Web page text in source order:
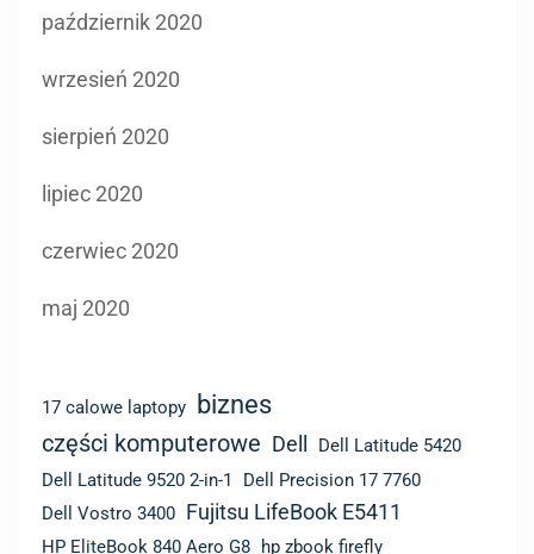
październik 2020
wrzesień 2020
sierpień 2020
lipiec 2020
czerwiec 2020
maj 2020
17 calowe laptopy biznes
części komputerowe Dell
Dell Latitude 5420
Dell Latitude 9520 2-in-1
Dell Precision 17 7760
Dell Vostro 3400
Fujitsu LifeBook E5411
HP EliteBook 840 Aero G8 hp zbook firefly